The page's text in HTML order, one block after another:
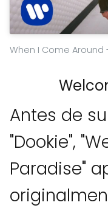
When I Come Around
Antes de
"Dookie",
Paradise"